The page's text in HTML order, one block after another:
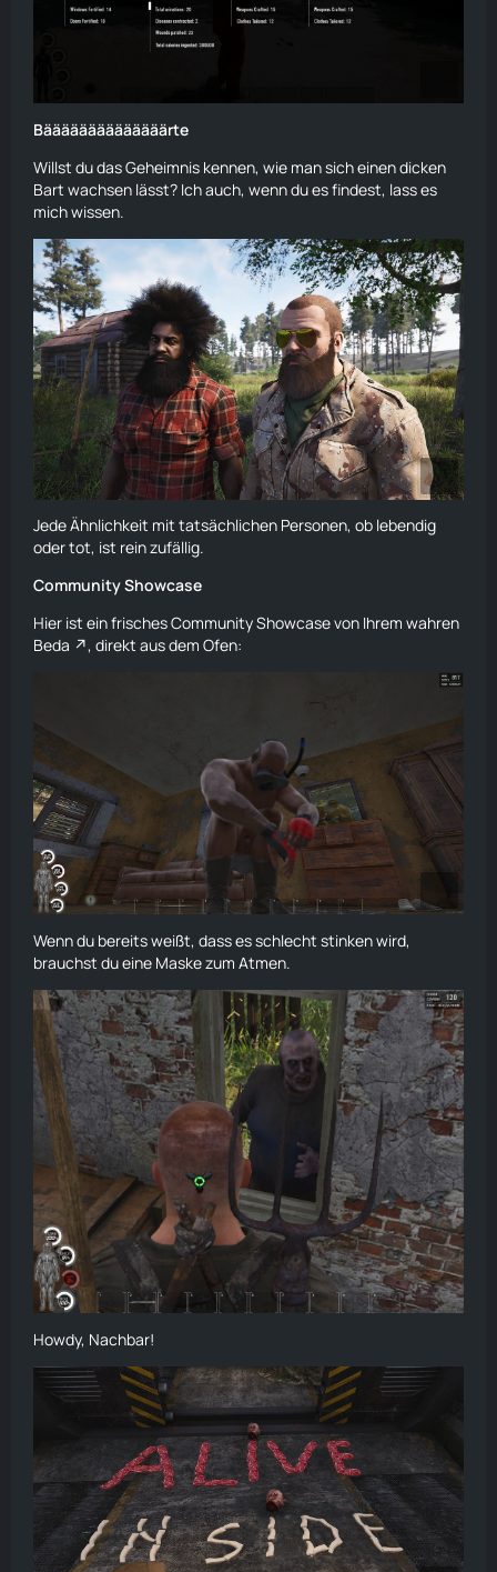
Bäääääääääääääärte
Willst du das Geheimnis kennen, wie man sich einen dicken
Bart wachsen lässt? Ich auch, wenn du es findest, lass es
mich wissen.
Jede Ähnlichkeit mit tatsächlichen Personen, ob lebendig
oder tot, ist rein zufällig.
Community Showcase
Hier ist ein frisches Community Showcase von Ihrem wahren
Beda
, direkt aus dem Ofen:
Wenn du bereits weißt, dass es schlecht stinken wird,
brauchst du eine Maske zum Atmen.
Howdy, Nachbar!